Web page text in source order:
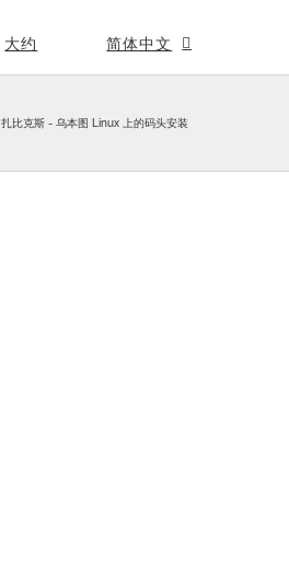
大约 简体中文
扎比克斯 - 乌本图 Linux 上的码头安装